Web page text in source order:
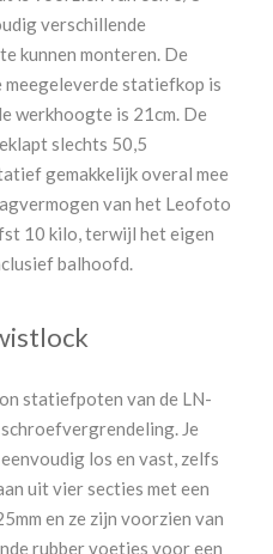
verschillende
kunnen monteren. De
meegeleverde statiefkop is
werkhoogte is 21cm. De
slechts 50,5
gemakkelijk overal mee
van het Leofoto
10 kilo, terwijl het eigen
balhoofd.
statiefpoten van de LN-
Je
los en vast, zelfs
uit vier secties met een
en ze zijn voorzien van
rubber voetjes voor een